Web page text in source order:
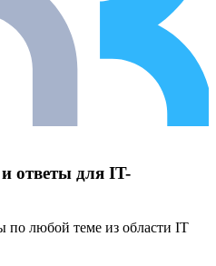
ответы для IT-
по любой теме из области IT